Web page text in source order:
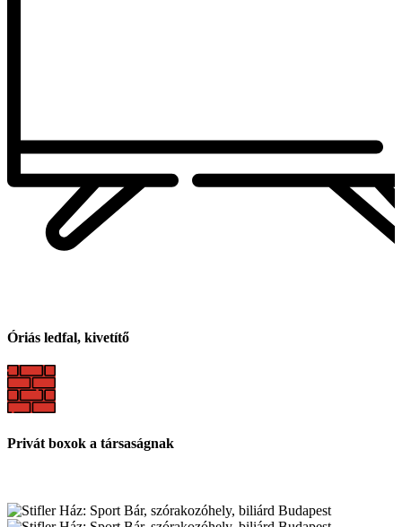
Óriás ledfal, kivetítő
Privát boxok a társaságnak